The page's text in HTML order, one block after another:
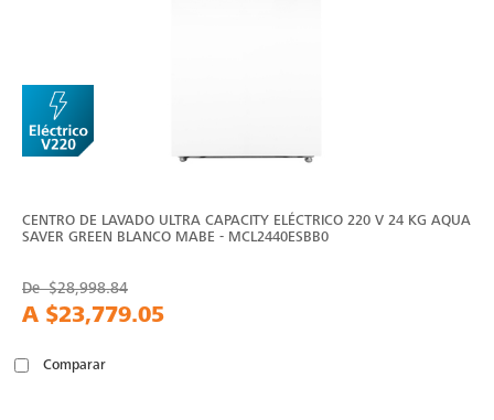
CENTRO DE LAVADO ULTRA CAPACITY ELÉCTRICO 220 V 24 KG AQUA
SAVER GREEN BLANCO MABE - MCL2440ESBB0
De$28,998.84
A $23,779.05
Comparar